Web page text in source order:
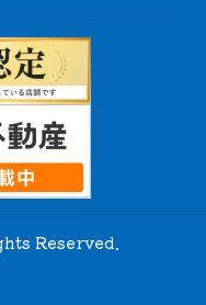
Reserved.